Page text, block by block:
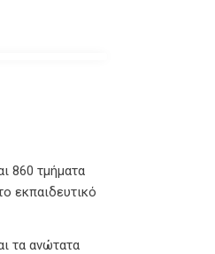
860 τμήματα
εκπαιδευτικό
τα ανώτατα